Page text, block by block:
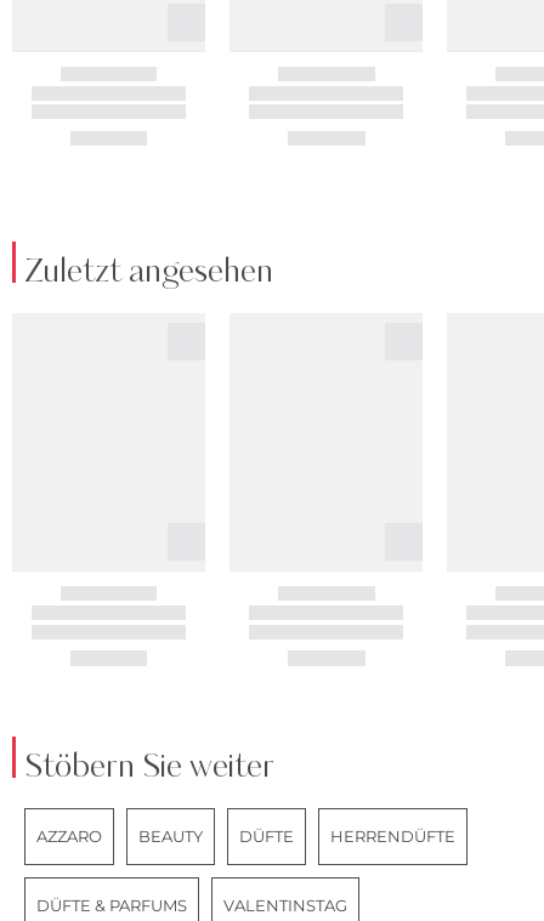
Zuletzt angesehen
Stöbern Sie weiter
AZZARO BEAUTY DÜFTE HERRENDÜFTE
DÜFTE & PARFUMS VALENTINSTAG